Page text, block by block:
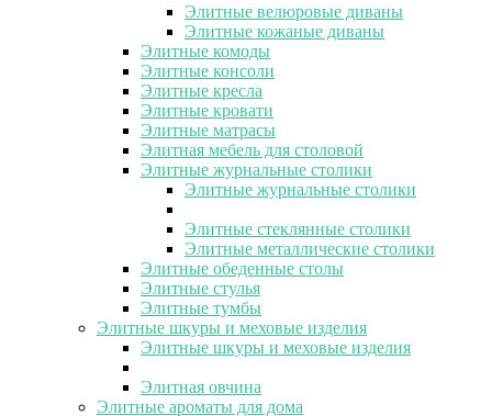
Элитные велюровые диваны
Элитные кожаные диваны
Элитные комоды
Элитные консоли
Элитные кресла
Элитные кровати
Элитные матрасы
Элитная мебель для столовой
Элитные журнальные столики
Элитные журнальные столики
Элитные стеклянные столики
Элитные металлические столики
Элитные обеденные столы
Элитные стулья
Элитные тумбы
Элитные шкуры и меховые изделия
Элитные шкуры и меховые изделия
Элитная овчина
Элитные ароматы для дома